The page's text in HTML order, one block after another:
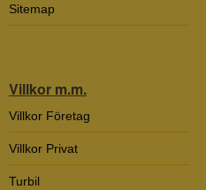
Sitemap
Villkor m.m.
Villkor Företag
Villkor Privat
Turbil